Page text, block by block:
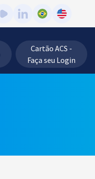
Cartão ACS -
Faça seu Login